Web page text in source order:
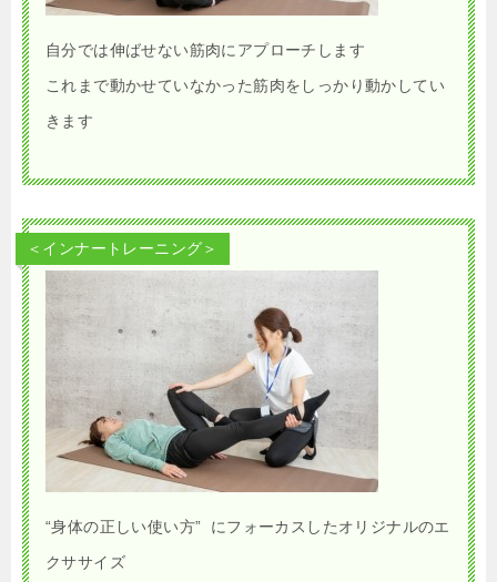
自分では伸ばせない筋肉にアプローチします
これまで動かせていなかった筋肉をしっかり動かしてい
きます
＜インナートレーニング＞
“身体の正しい使い方” にフォーカスしたオリジナルのエ
クササイズ